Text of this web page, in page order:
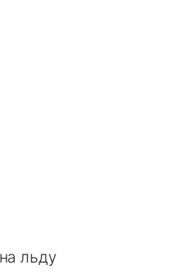
льду